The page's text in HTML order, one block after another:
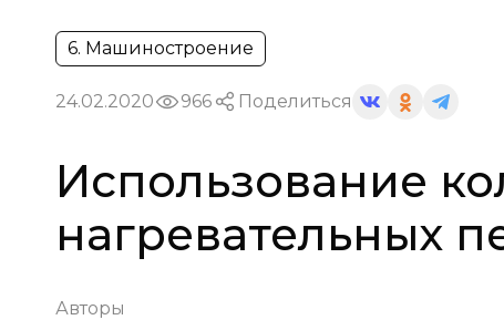
6. Машиностроение
24.02.2020 966 Поделиться
Использование
нагревательных
Авторы